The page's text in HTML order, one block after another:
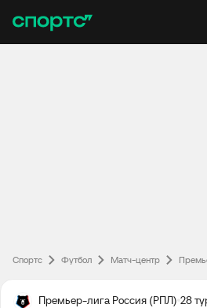
Спортс Футбол Матч-центр
Премьер-лига Россия (РПЛ) 28